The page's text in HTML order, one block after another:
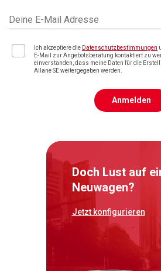
Deine E-Mail Adresse
Ich akzeptiere die Datenschutzbestimmungen
E-Mail zur Angebotsberatung kontaktiert zu
einverstanden, dass meine Daten für die
Allane SE weitergegeben werden.
Anmelden
Doch Lust auf
Neuwagen?
Jetzt konfigurieren